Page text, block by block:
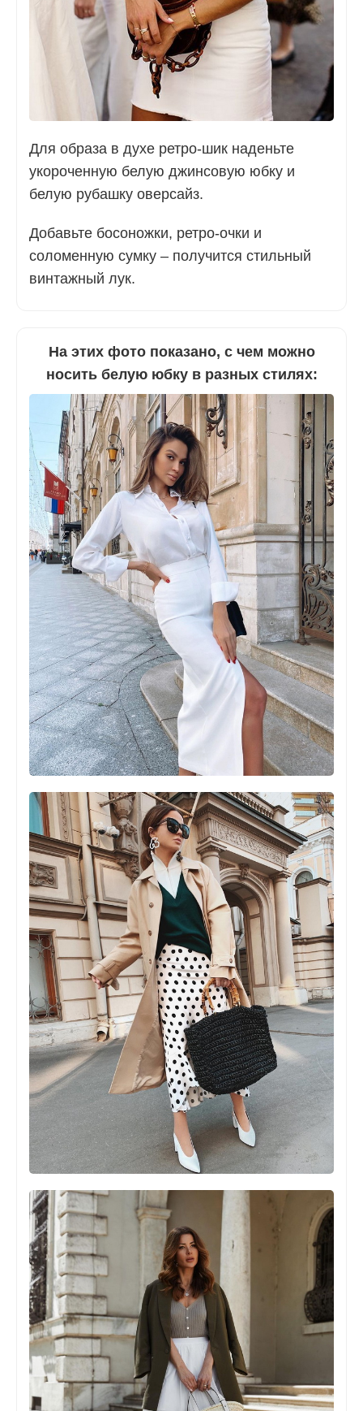
Для образа в духе ретро-шик наденьте
укороченную белую джинсовую юбку и
белую рубашку оверсайз.
Добавьте босоножки, ретро-очки и
соломенную сумку – получится стильный
винтажный лук.
На этих фото показано, с чем можно
носить белую юбку в разных стилях: